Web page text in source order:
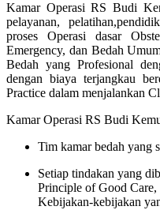
Kamar Operasi RS Budi
pelayanan,
proses Operasi dasar
Emergency, dan Bedah
Bedah yang Profesional
dengan biaya terjangkau
Practice dalam menjalankan
Kamar Operasi RS Budi
Tim kamar bedah yang
Setiap tindakan yang
Principle of Good Care,
Kebijakan-kebijakan